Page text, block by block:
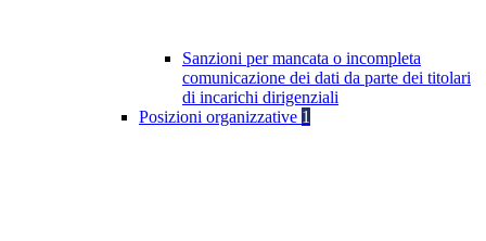
Sanzioni per mancata o incompleta
comunicazione dei dati da parte dei titolari
di incarichi dirigenziali
Posizioni organizzative 1